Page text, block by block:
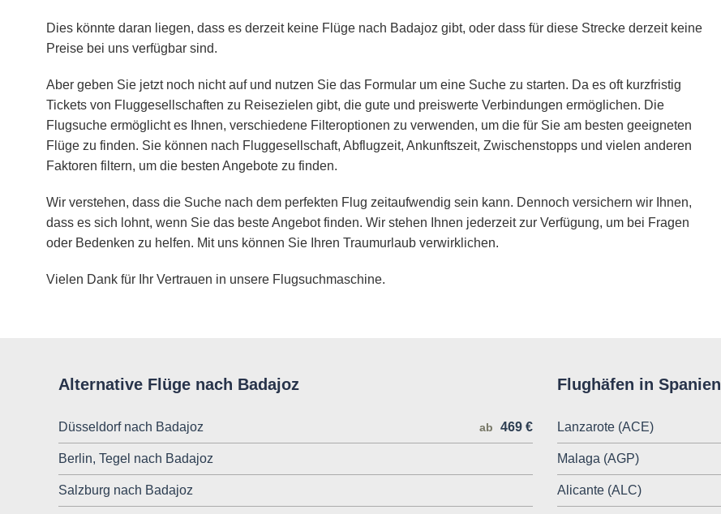
Dies könnte daran liegen, dass es derzeit keine Flüge nach Badajoz gibt, oder dass für diese Strecke derzeit keine
Preise bei uns verfügbar sind.
Aber geben Sie jetzt noch nicht auf und nutzen Sie das Formular um eine Suche zu starten. Da es oft kurzfristig
Tickets von Fluggesellschaften zu Reisezielen gibt, die gute und preiswerte Verbindungen ermöglichen. Die
Flugsuche ermöglicht es Ihnen, verschiedene Filteroptionen zu verwenden, um die für Sie am besten geeigneten
Flüge zu finden. Sie können nach Fluggesellschaft, Abflugzeit, Ankunftszeit, Zwischenstopps und vielen anderen
Faktoren filtern, um die besten Angebote zu finden.
Wir verstehen, dass die Suche nach dem perfekten Flug zeitaufwendig sein kann. Dennoch versichern wir Ihnen,
dass es sich lohnt, wenn Sie das beste Angebot finden. Wir stehen Ihnen jederzeit zur Verfügung, um bei Fragen
oder Bedenken zu helfen. Mit uns können Sie Ihren Traumurlaub verwirklichen.
Vielen Dank für Ihr Vertrauen in unsere Flugsuchmaschine.
Alternative Flüge nach Badajoz
Düsseldorf nach Badajoz ab 469 €
Berlin, Tegel nach Badajoz
Salzburg nach Badajoz
Flughäfen in Spanien
Lanzarote (ACE)
Malaga (AGP)
Alicante (ALC)